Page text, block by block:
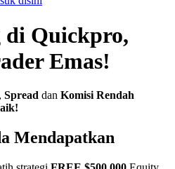
Quickpro,
Emas!
, Spread dan Komisi Rendah
Mendapatkan